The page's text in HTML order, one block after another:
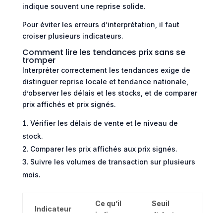
indique souvent une reprise solide.
Pour éviter les erreurs d’interprétation, il faut
croiser plusieurs indicateurs.
Comment lire les tendances prix sans se
tromper
Interpréter correctement les tendances exige de
distinguer reprise locale et tendance nationale,
d’observer les délais et les stocks, et de comparer
prix affichés et prix signés.
Vérifier les délais de vente et le niveau de
stock.
Comparer les prix affichés aux prix signés.
Suivre les volumes de transaction sur plusieurs
mois.
Indicateur
Ce qu’il
Seuil